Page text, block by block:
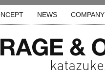
NEWS COMPANY